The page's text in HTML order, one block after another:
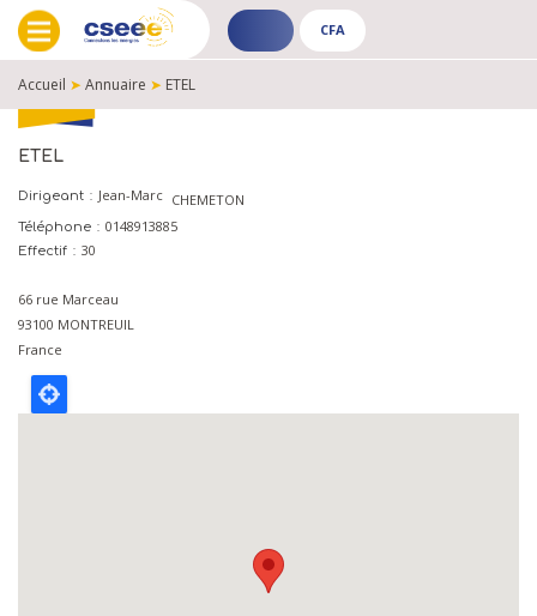
ADHÉRENT
PUBLIC
CFA
PUBLIC
CFA
FIL
Accueil ➤Annuaire ➤ ETEL
ETEL
Dirigeant Jean-Marc CHEMETON
Téléphone 0148913885
Effectif 30
66 rue Marceau
93100 MONTREUIL
France